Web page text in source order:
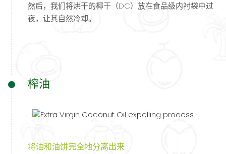
然后，我们将烘干的椰干（DC）放在食品级内衬袋中过
夜，让其自然冷却。
榨油
将油和油饼完全地分离出来